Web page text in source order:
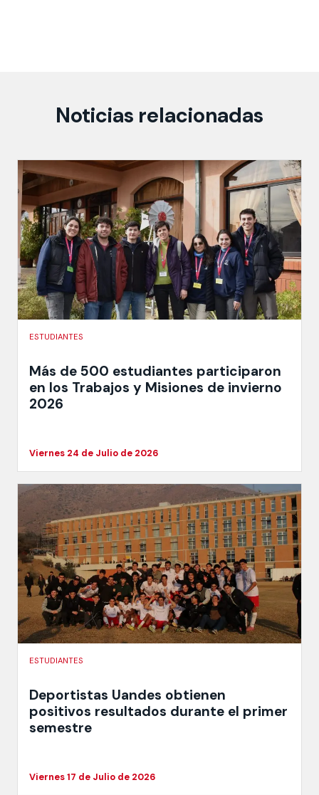
Noticias relacionadas
ESTUDIANTES
Más de 500 estudiantes participaron
en los Trabajos y Misiones de invierno
2026
Viernes 24 de Julio de 2026
ESTUDIANTES
Deportistas Uandes obtienen
positivos resultados durante el primer
semestre
Viernes 17 de Julio de 2026